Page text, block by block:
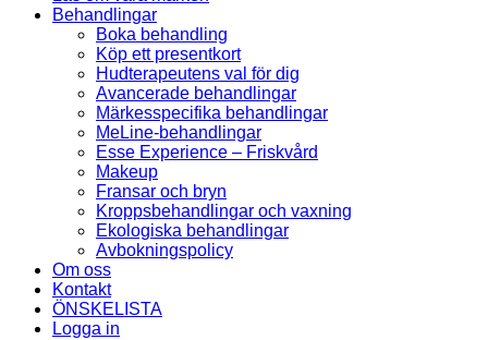
Behandlingar
Boka behandling
Köp ett presentkort
Hudterapeutens val för dig
Avancerade behandlingar
Märkesspecifika behandlingar
MeLine-behandlingar
Esse Experience – Friskvård
Makeup
Fransar och bryn
Kroppsbehandlingar och vaxning
Ekologiska behandlingar
Avbokningspolicy
Om oss
Kontakt
ÖNSKELISTA
Logga in